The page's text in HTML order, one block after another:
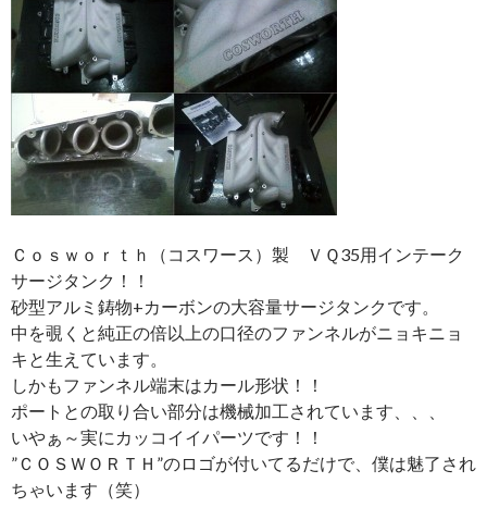
Ｃｏｓｗｏｒｔｈ（コスワース）製 ＶＱ35用インテーク
サージタンク！！
砂型アルミ鋳物+カーボンの大容量サージタンクです。
中を覗くと純正の倍以上の口径のファンネルがニョキニョ
キと生えています。
しかもファンネル端末はカール形状！！
ポートとの取り合い部分は機械加工されています、、、
いやぁ～実にカッコイイパーツです！！
”ＣＯＳＷＯＲＴＨ”のロゴが付いてるだけで、僕は魅了され
ちゃいます（笑）